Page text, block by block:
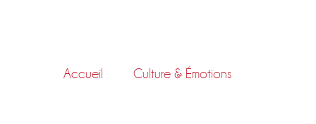
Accueil Culture & Émotions